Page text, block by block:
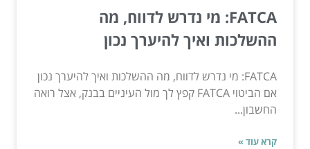
FATCA: מי נדרש לדווח, מה
ההשלכות ואיך להיערך נכון
FATCA: מי נדרש לדווח, מה ההשלכות ואיך להיערך נכון
אם הביטוי FATCA קפץ לך מול העיניים בבנק, אצל רואה
החשבון...
קרא עוד »